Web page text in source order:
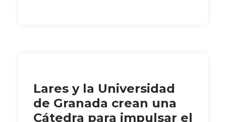
Lares y la Universidad
de Granada crean una
Cátedra para impulsar el